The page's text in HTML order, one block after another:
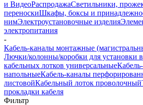
и ВидеоРаспродажаСветильники,
переноскиШкафы, боксы и
нимЭлектроустановочные изделия
электропитания
-
Кабель-каналы монтажные
Лючки/колонны/коробки для установки
кабельных лотков универсальные
напольныеКабель-каналы
листовойКабельный лоток проволочный
прокладки кабеля
Фильтр